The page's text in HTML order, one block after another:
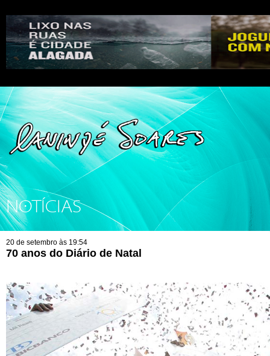
NOTÍCIAS
20 de setembro às 19:54
70 anos do Diário de Natal